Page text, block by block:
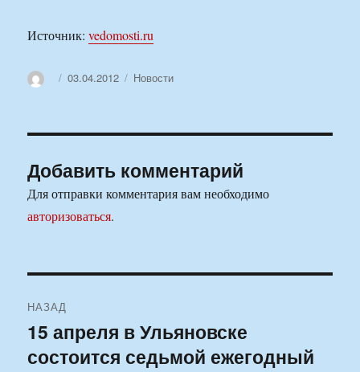
Источник:vedomosti.ru
АвторОпубликовано
03.04.2012 Рубрики
Новости
Добавить комментарий
Для отправки комментария вам необходимо
авторизоваться.
по
записям
НАЗАД
Предыдущая
запись:
15 апреля в Ульяновске
состоится седьмой ежегодный